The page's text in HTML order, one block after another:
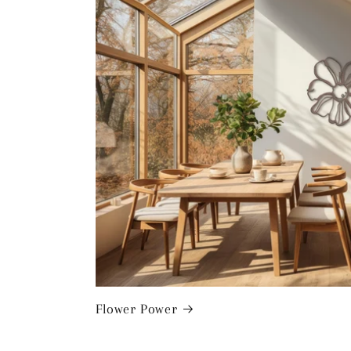
Flower Power